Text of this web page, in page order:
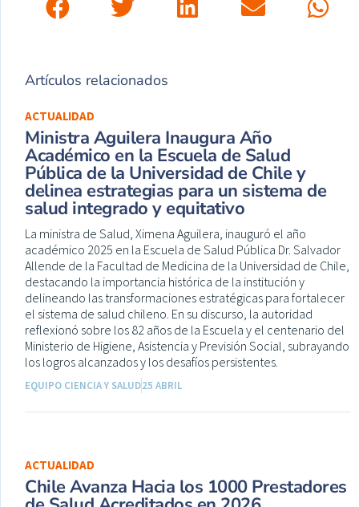
Artículos relacionados
ACTUALIDAD
Ministra Aguilera Inaugura Año
Académico en la Escuela de Salud
Pública de la Universidad de Chile y
delinea estrategias para un sistema de
salud integrado y equitativo
La ministra de Salud, Ximena Aguilera, inauguró el año
académico 2025 en la Escuela de Salud Pública Dr. Salvador
Allende de la Facultad de Medicina de la Universidad de Chile,
destacando la importancia histórica de la institución y
delineando las transformaciones estratégicas para fortalecer
el sistema de salud chileno. En su discurso, la autoridad
reflexionó sobre los 82 años de la Escuela y el centenario del
Ministerio de Higiene, Asistencia y Previsión Social, subrayando
los logros alcanzados y los desafíos persistentes.
EQUIPO CIENCIA Y SALUD25 ABRIL
ACTUALIDAD
Chile Avanza Hacia los 1000 Prestadores